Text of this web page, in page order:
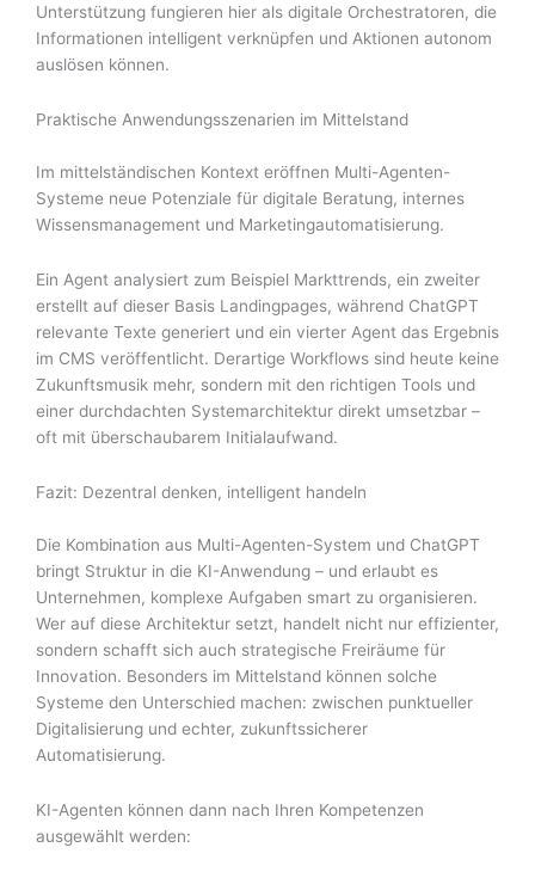
Unterstützung fungieren hier als digitale Orchestratoren, die
Informationen intelligent verknüpfen und Aktionen autonom
auslösen können.
Praktische Anwendungsszenarien im Mittelstand
Im mittelständischen Kontext eröffnen Multi-Agenten-
Systeme neue Potenziale für digitale Beratung, internes
Wissensmanagement und Marketingautomatisierung.
Ein Agent analysiert zum Beispiel Markttrends, ein zweiter
erstellt auf dieser Basis Landingpages, während ChatGPT
relevante Texte generiert und ein vierter Agent das Ergebnis
im CMS veröffentlicht. Derartige Workflows sind heute keine
Zukunftsmusik mehr, sondern mit den richtigen Tools und
einer durchdachten Systemarchitektur direkt umsetzbar –
oft mit überschaubarem Initialaufwand.
Fazit: Dezentral denken, intelligent handeln
Die Kombination aus Multi-Agenten-System und ChatGPT
bringt Struktur in die KI-Anwendung – und erlaubt es
Unternehmen, komplexe Aufgaben smart zu organisieren.
Wer auf diese Architektur setzt, handelt nicht nur effizienter,
sondern schafft sich auch strategische Freiräume für
Innovation. Besonders im Mittelstand können solche
Systeme den Unterschied machen: zwischen punktueller
Digitalisierung und echter, zukunftssicherer
Automatisierung.
KI-Agenten können dann nach Ihren Kompetenzen
ausgewählt werden: